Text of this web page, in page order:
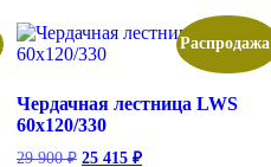
Чердачная лестница LWS
60х120/330
29 900₽ Первоначальная
25 415 ₽Текущая